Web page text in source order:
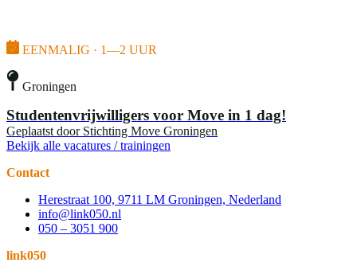
EENMALIG · 1—2 UUR
Groningen
Studentenvrijwilligers voor Move in 1 dag!
Geplaatst door Stichting Move Groningen
Bekijk alle vacatures / trainingen
Contact
Herestraat 100, 9711 LM Groningen, Nederland
info@link050.nl
050 – 3051 900
link050